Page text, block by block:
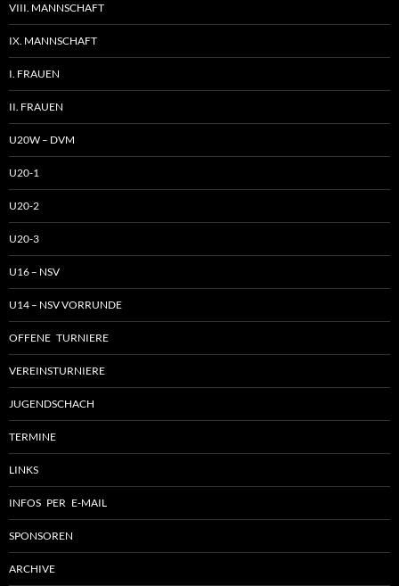
VIII. MANNSCHAFT
IX. MANNSCHAFT
I. FRAUEN
II. FRAUEN
U20W – DVM
U20-1
U20-2
U20-3
U16 – NSV
U14 – NSV VORRUNDE
OFFENE TURNIERE
VEREINSTURNIERE
JUGENDSCHACH
TERMINE
LINKS
INFOS PER E-MAIL
SPONSOREN
ARCHIVE